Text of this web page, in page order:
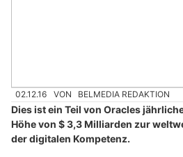
02.12.16 VON BELMEDIA REDAKTION
Dies ist ein Teil von Oracles
Höhe von $ 3,3 Milliarden zur
der digitalen Kompetenz.